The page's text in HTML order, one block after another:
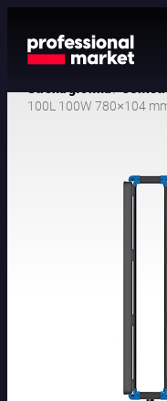
/
100L 100W 780×104